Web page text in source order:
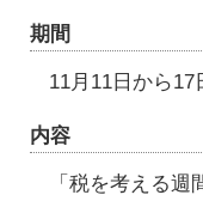
期間
11月11日から17
内容
「税を考える